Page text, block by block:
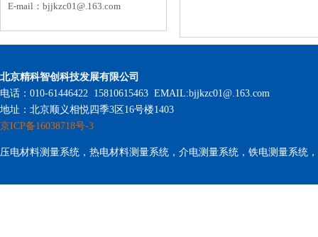
E-mail： bjjkzc01@.163.com
北京精科智创科技发展有限公司
电话：010-61446422 15810615463 EMAIL:bjjkzc01@.163.com
地址：北京顺义相悦四季3区16号楼1403
京ICP备16038718号-3
压电材料测量系统，热电材料测量系统，介电测量系统，铁电测量系统